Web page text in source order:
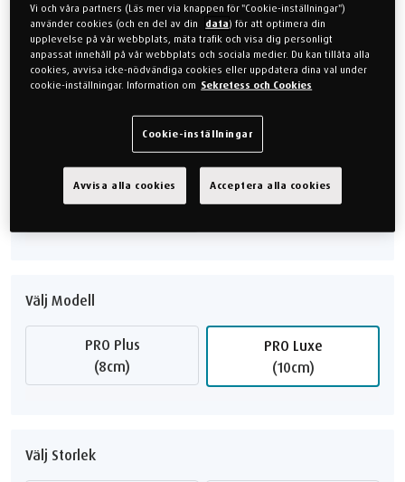
24.999 kr21.249 krSpara 3.750 kr
Spara 15% på Pro Luxe SmartCool
Medium
Välj Modell
PRO Plus
(8cm)
PRO Luxe
(10cm)
Välj Storlek
Vi och våra partners (Läs mer via knappen för "Cookie-inställningar")
använder cookies (och en del av din
data) för att optimera din
upplevelse på vår webbplats, mäta trafik och visa dig personligt
anpassat innehåll på vår webbplats och sociala medier. Du kan tillåta alla
cookies, avvisa icke-nödvändiga cookies eller uppdatera dina val under
cookie-inställningar. Information om Sekretess och Cookies
Cookie-inställningar
Avvisa alla cookies Acceptera alla cookies